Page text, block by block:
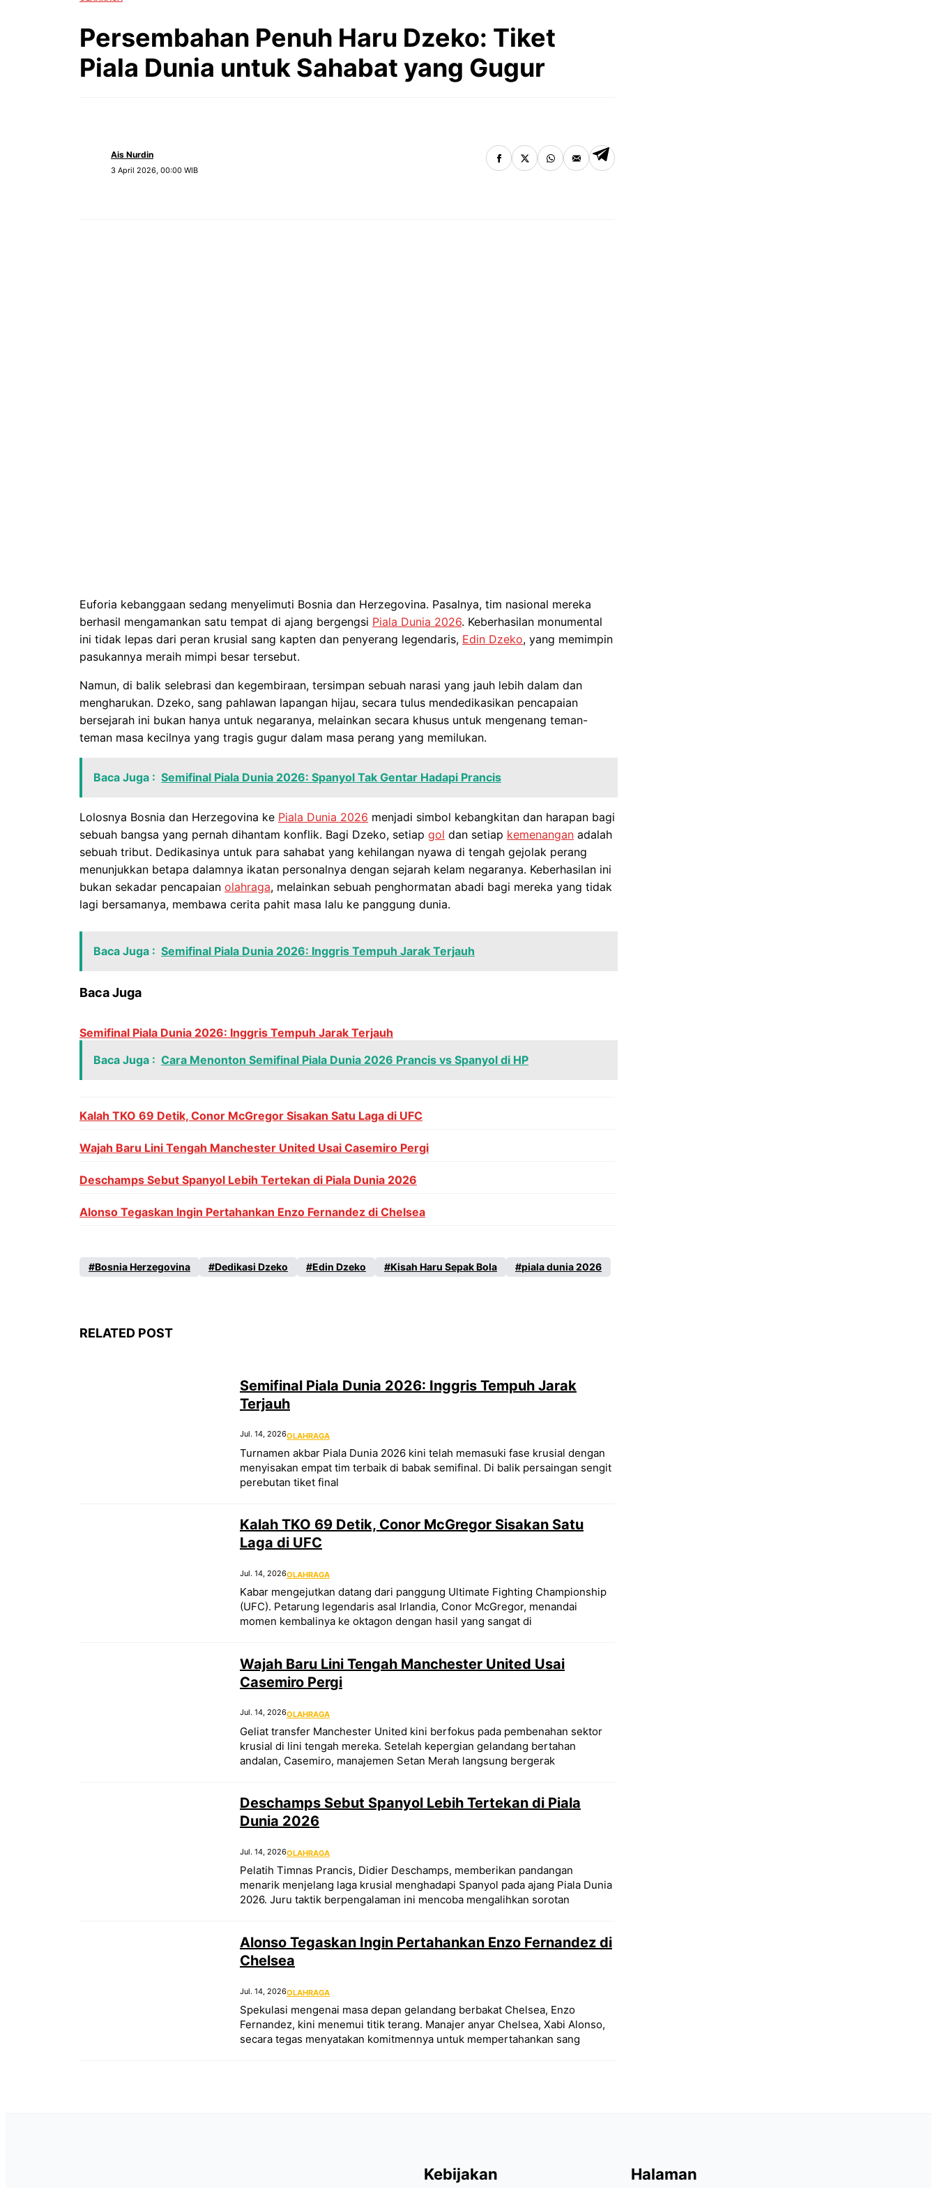
Persembahan Penuh Haru Dzeko: Tiket
Piala Dunia untuk Sahabat yang Gugur
Ais Nurdin
3 April 2026, 00:00 WIB
Euforia kebanggaan sedang menyelimuti Bosnia dan Herzegovina. Pasalnya, tim nasional mereka
berhasil mengamankan satu tempat di ajang bergengsi Piala Dunia 2026. Keberhasilan monumental
ini tidak lepas dari peran krusial sang kapten dan penyerang legendaris, Edin Dzeko, yang memimpin
pasukannya meraih mimpi besar tersebut.
Namun, di balik selebrasi dan kegembiraan, tersimpan sebuah narasi yang jauh lebih dalam dan
mengharukan. Dzeko, sang pahlawan lapangan hijau, secara tulus mendedikasikan pencapaian
bersejarah ini bukan hanya untuk negaranya, melainkan secara khusus untuk mengenang teman-
teman masa kecilnya yang tragis gugur dalam masa perang yang memilukan.
Baca Juga : Semifinal Piala Dunia 2026: Spanyol Tak Gentar Hadapi Prancis
Lolosnya Bosnia dan Herzegovina ke Piala Dunia 2026 menjadi simbol kebangkitan dan harapan bagi
sebuah bangsa yang pernah dihantam konflik. Bagi Dzeko, setiap gol dan setiap kemenangan adalah
sebuah tribut. Dedikasinya untuk para sahabat yang kehilangan nyawa di tengah gejolak perang
menunjukkan betapa dalamnya ikatan personalnya dengan sejarah kelam negaranya. Keberhasilan ini
bukan sekadar pencapaian olahraga, melainkan sebuah penghormatan abadi bagi mereka yang tidak
lagi bersamanya, membawa cerita pahit masa lalu ke panggung dunia.
Baca Juga : Semifinal Piala Dunia 2026: Inggris Tempuh Jarak Terjauh
Baca Juga
Semifinal Piala Dunia 2026: Inggris Tempuh Jarak Terjauh
Baca Juga : Cara Menonton Semifinal Piala Dunia 2026 Prancis vs Spanyol di HP
Kalah TKO 69 Detik, Conor McGregor Sisakan Satu Laga di UFC
Wajah Baru Lini Tengah Manchester United Usai Casemiro Pergi
Deschamps Sebut Spanyol Lebih Tertekan di Piala Dunia 2026
Alonso Tegaskan Ingin Pertahankan Enzo Fernandez di Chelsea
Bosnia Herzegovina Dedikasi Dzeko Edin Dzeko Kisah Haru Sepak Bola piala dunia 2026
RELATED POST
Semifinal Piala Dunia 2026: Inggris Tempuh Jarak
Terjauh
Jul. 14, 2026OLAHRAGA
Turnamen akbar Piala Dunia 2026 kini telah memasuki fase krusial dengan
menyisakan empat tim terbaik di babak semifinal. Di balik persaingan sengit
perebutan tiket final
Kalah TKO 69 Detik, Conor McGregor Sisakan Satu
Laga di UFC
Jul. 14, 2026OLAHRAGA
Kabar mengejutkan datang dari panggung Ultimate Fighting Championship
(UFC). Petarung legendaris asal Irlandia, Conor McGregor, menandai
momen kembalinya ke oktagon dengan hasil yang sangat di
Wajah Baru Lini Tengah Manchester United Usai
Casemiro Pergi
Jul. 14, 2026OLAHRAGA
Geliat transfer Manchester United kini berfokus pada pembenahan sektor
krusial di lini tengah mereka. Setelah kepergian gelandang bertahan
andalan, Casemiro, manajemen Setan Merah langsung bergerak
Deschamps Sebut Spanyol Lebih Tertekan di Piala
Dunia 2026
Jul. 14, 2026OLAHRAGA
Pelatih Timnas Prancis, Didier Deschamps, memberikan pandangan
menarik menjelang laga krusial menghadapi Spanyol pada ajang Piala Dunia
2026. Juru taktik berpengalaman ini mencoba mengalihkan sorotan
Alonso Tegaskan Ingin Pertahankan Enzo Fernandez di
Chelsea
Jul. 14, 2026OLAHRAGA
Spekulasi mengenai masa depan gelandang berbakat Chelsea, Enzo
Fernandez, kini menemui titik terang. Manajer anyar Chelsea, Xabi Alonso,
secara tegas menyatakan komitmennya untuk mempertahankan sang
Kebijakan Halaman